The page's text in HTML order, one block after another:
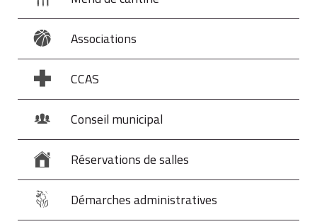
Associations
CCAS
Conseil municipal
Réservations de salles
Démarches administratives